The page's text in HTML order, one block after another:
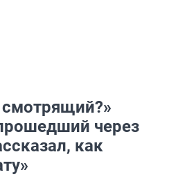
смотрящий?»
через
как